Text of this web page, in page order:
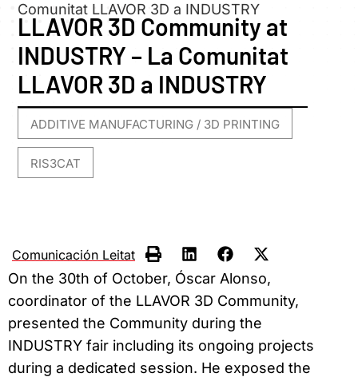
Comunitat LLAVOR 3D a INDUSTRY
LLAVOR 3D Community at
INDUSTRY – La Comunitat
LLAVOR 3D a INDUSTRY
ADDITIVE MANUFACTURING / 3D PRINTING
RIS3CAT
Comunicación Leitat
On the 30th of October, Óscar Alonso,
coordinator of the LLAVOR 3D Community,
presented the Community during the
INDUSTRY fair including its ongoing projects
during a dedicated session. He exposed the